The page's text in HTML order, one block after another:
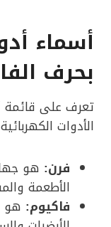
أسماء
بحرف
تعرف على قائمة
الأدوات
فرن: هو
الأطعمة
فاكيوم: هو